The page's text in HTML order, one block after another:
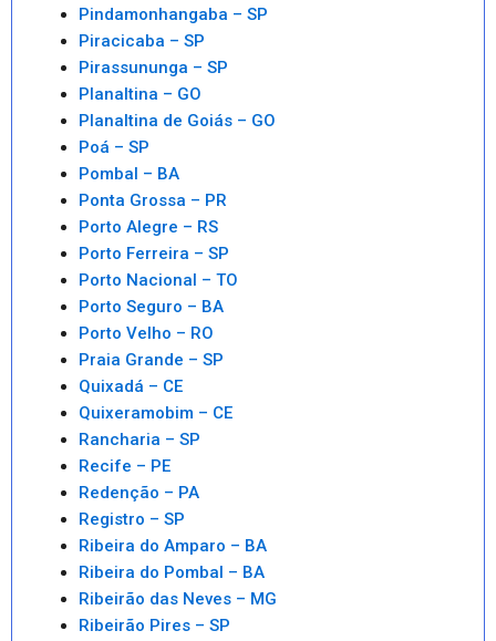
Pindamonhangaba – SP
Piracicaba – SP
Pirassununga – SP
Planaltina – GO
Planaltina de Goiás – GO
Poá – SP
Pombal – BA
Ponta Grossa – PR
Porto Alegre – RS
Porto Ferreira – SP
Porto Nacional – TO
Porto Seguro – BA
Porto Velho – RO
Praia Grande – SP
Quixadá – CE
Quixeramobim – CE
Rancharia – SP
Recife – PE
Redenção – PA
Registro – SP
Ribeira do Amparo – BA
Ribeira do Pombal – BA
Ribeirão das Neves – MG
Ribeirão Pires – SP